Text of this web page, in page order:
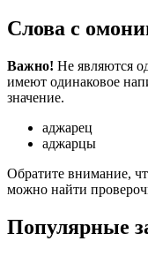
Слова с
Важно! Не являются
имеют одинаковое
значение.
аджарец
аджарцы
Обратите внимание,
можно найти
Популярные